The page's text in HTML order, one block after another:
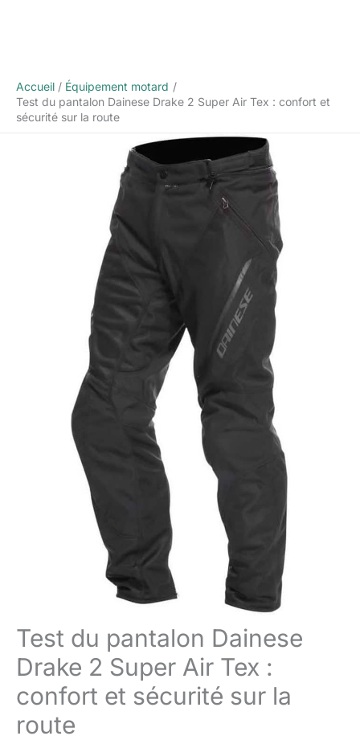
Accueil
Équipement motard
Test du pantalon Dainese Drake 2 Super Air Tex : confort et
sécurité sur la route
Test du pantalon Dainese
Drake 2 Super Air Tex :
confort et sécurité sur la
route